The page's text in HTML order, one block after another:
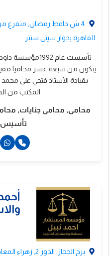
4 ش حافظ رمضان, متفرع
القاهرة بجوار سيتى سنتر
تأسست عام
يتكون من سبعة عشر محاميا
بقيادة الأستاذ فتحي علي
المكتب من
محامى, محامى جنايات,
برج الحجاز, الدور 2, زهراء المعادى, المعادى, القاهرة